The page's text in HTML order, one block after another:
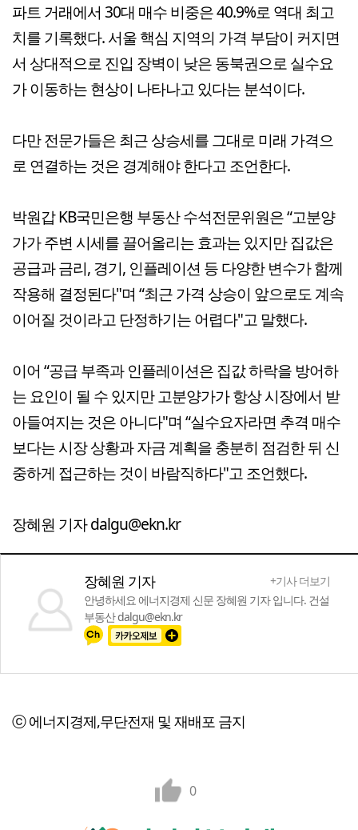
파트 거래에서 30대 매수 비중은 40.9%로 역대 최고
치를 기록했다. 서울 핵심 지역의 가격 부담이 커지면
서 상대적으로 진입 장벽이 낮은 동북권으로 실수요
가 이동하는 현상이 나타나고 있다는 분석이다.
다만 전문가들은 최근 상승세를 그대로 미래 가격으
로 연결하는 것은 경계해야 한다고 조언한다.
박원갑 KB국민은행 부동산 수석전문위원은 “고분양
가가 주변 시세를 끌어올리는 효과는 있지만 집값은
공급과 금리, 경기, 인플레이션 등 다양한 변수가 함께
작용해 결정된다"며 “최근 가격 상승이 앞으로도 계속
이어질 것이라고 단정하기는 어렵다"고 말했다.
이어 “공급 부족과 인플레이션은 집값 하락을 방어하
는 요인이 될 수 있지만 고분양가가 항상 시장에서 받
아들여지는 것은 아니다"며 “실수요자라면 추격 매수
보다는 시장 상황과 자금 계획을 충분히 점검한 뒤 신
중하게 접근하는 것이 바람직하다"고 조언했다.
장혜원 기자 dalgu@ekn.kr
장혜원 기자
+기사 더보기
안녕하세요 에너지경제 신문 장혜원 기자 입니다. 건설
부동산 dalgu@ekn.kr
ⓒ 에너지경제,무단전재 및 재배포 금지
0